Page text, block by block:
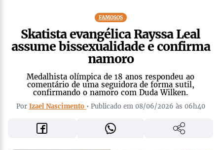
FAMOSOS
Skatista evangélica Rayssa Leal
assume bissexualidade e confirma
namoro
Medalhista olímpica de 18 anos respondeu ao
comentário de uma seguidora de forma sutil,
confirmando o namoro com Duda Wilken.
Por Izael Nascimento • Publicado em 08/06/2026 às 06h40